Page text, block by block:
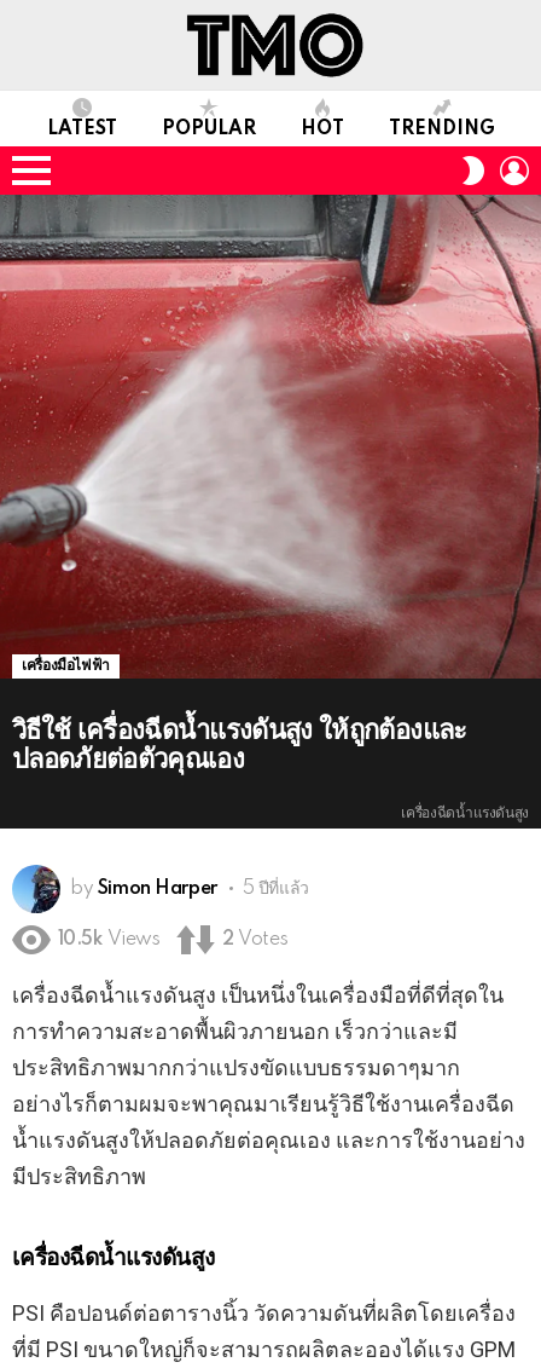
LATEST POPULAR HOT TRENDING
Menu
SKIN
เครื่องมือไฟฟ้า
วิธีใช้ เครื่องฉีดน้ำแรงดันสูง ให้ถูกต้องและ
ปลอดภัยต่อตัวคุณเอง
เครื่องฉีดน้ำแรงดันสูง
by Simon Harper 5 ปีที่แล้ว
10.5k Views 2 Votes
เครื่องฉีดน้ำแรงดันสูง เป็นหนึ่งในเครื่องมือที่ดีที่สุดใน
การทำความสะอาดพื้นผิวภายนอก เร็วกว่าและมี
ประสิทธิภาพมากกว่าแปรงขัดแบบธรรมดาๆมาก
อย่างไรก็ตามผมจะพาคุณมาเรียนรู้วิธีใช้งานเครื่องฉีด
น้ำแรงดันสูงให้ปลอดภัยต่อคุณเอง และการใช้งานอย่าง
มีประสิทธิภาพ
เครื่องฉีดน้ำแรงดันสูง
PSI คือปอนด์ต่อตารางนิ้ว วัดความดันที่ผลิตโดยเครื่อง
ที่มี PSI ขนาดใหญ่ก็จะสามารถผลิตละอองได้แรง GPM